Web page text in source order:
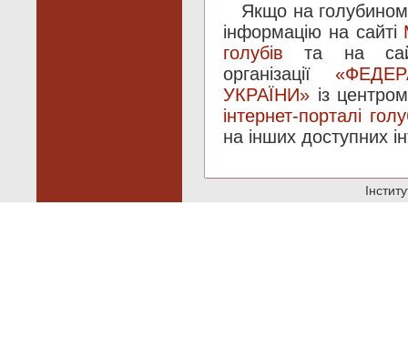
Якщо на
інформацію на сайті
голубів та на
організації
УКРАЇНИ» із
інтернет-порталі
на інших доступних